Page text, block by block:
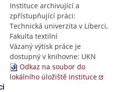
Instituce archivující a
zpřístupňující práci:
Technická univerzita v Liberci,
Fakulta textilní
Vázaný výtisk práce je
dostupný v knihovne: UKN
Odkaz na soubor do
lokálního úložiště instituce